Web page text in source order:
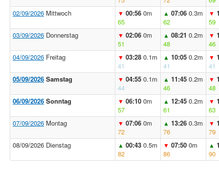
02/09/2026 Mittwoch ▼ 00:56 0m
65
▲ 07:06 0.3m
62
▼
59
03/09/2026 Donnerstag ▼ 02:06 0m
51
▲ 08:21 0.2m
48
▼
46
04/09/2026 Freitag ▼ 03:28 0.1m
41
▲ 10:05 0.2m
41
▼
41
05/09/2026 Samstag ▼ 04:55 0.1m
44
▲ 11:45 0.2m
46
▼
48
06/09/2026 Sonntag ▼ 06:10 0m
57
▲ 12:45 0.2m
61
▼
63
07/09/2026 Montag ▼ 07:06 0m
72
▲ 13:26 0.3m
76
▼
79
08/09/2026 Dienstag
▲ 00:43 0.5m
82
▼ 07:50 0m
86
▲
90